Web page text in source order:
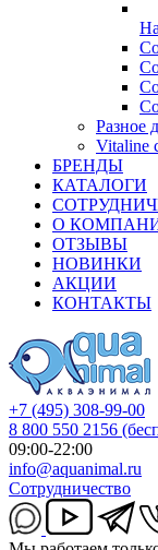
Разное
Vitaline
БРЕНДЫ
КАТАЛОГИ
О
ОТЗЫВЫ
НОВИНКИ
АКЦИИ
КОНТАКТЫ
+7 (495) 308-99-00
8 800 550 2156
09:00-22:00
info@aquanimal.ru
Сотрудничество